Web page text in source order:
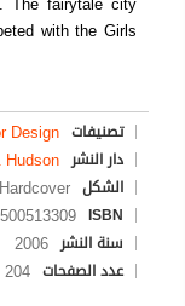
with the Girls
تصنيفات Design
دار النشر
الشكل Hardcover
ISBN
سنة النشر 2006
عدد الصفحات 204